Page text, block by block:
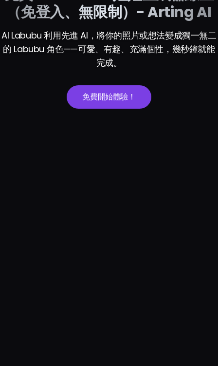
（免登入、無限制）- Arting AI
AI Labubu 利用先進 AI，將你的照片或想法變成獨一無二
的 Labubu 角色——可愛、有趣、充滿個性，幾秒鐘就能
完成。
免費開始體驗！